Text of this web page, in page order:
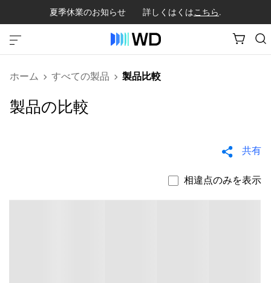
夏季休業のお知らせ 詳しくはくはこちら.
ホーム すべての製品 製品比較
製品の比較
共有
相違点のみを表示